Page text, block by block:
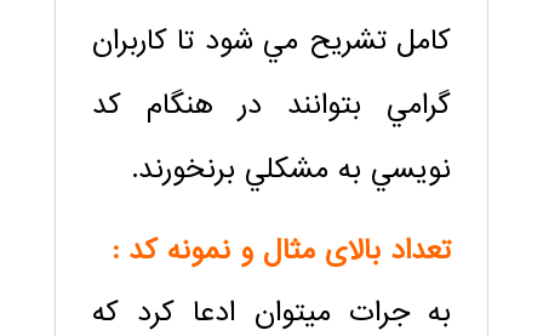
كامل تشريح مي شود تا كاربران
گرامي بتوانند در هنگام كد
نويسي به مشكلي برنخورند.
تعداد بالای مثال و نمونه کد :
به جرات ميتوان ادعا كرد كه